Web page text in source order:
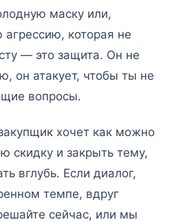
маску или,
агрессию, которая не
— это защита. Он не
он атакует, чтобы ты не
вопросы.
хочет как можно
скидку и закрыть тему,
вглубь. Если диалог,
темпе, вдруг
сейчас, или мы